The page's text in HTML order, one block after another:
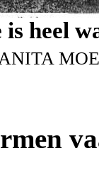
heel